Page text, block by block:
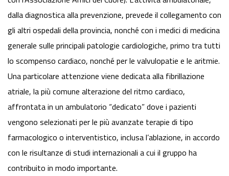
dalla diagnostica alla prevenzione, prevede il collegamento con
gli altri ospedali della provincia, nonché con i medici di medicina
generale sulle principali patologie cardiologiche, primo tra tutti
lo scompenso cardiaco, nonché per le valvulopatie e le aritmie.
Una particolare attenzione viene dedicata alla fibrillazione
atriale, la più comune alterazione del ritmo cardiaco,
affrontata in un ambulatorio “dedicato” dove i pazienti
vengono selezionati per le più avanzate terapie di tipo
farmacologico o interventistico, inclusa l’ablazione, in accordo
con le risultanze di studi internazionali a cui il gruppo ha
contribuito in modo importante.